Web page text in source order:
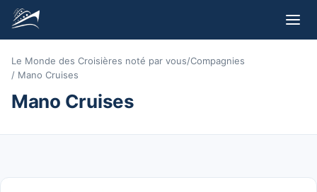
Le Monde des Croisières noté par vous/Compagnies
/ Mano Cruises
Mano Cruises